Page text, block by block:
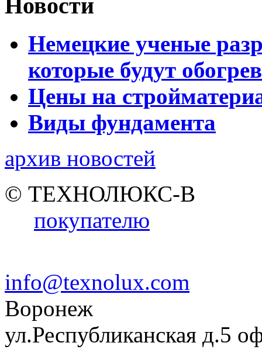
Новости
Немецкие ученые
которые будут
Цены на
Виды фундамента
архив новостей
© ТЕХНОЛЮКС-В
покупателю
info@texnolux.com
Воронеж
ул.Республиканская д.5